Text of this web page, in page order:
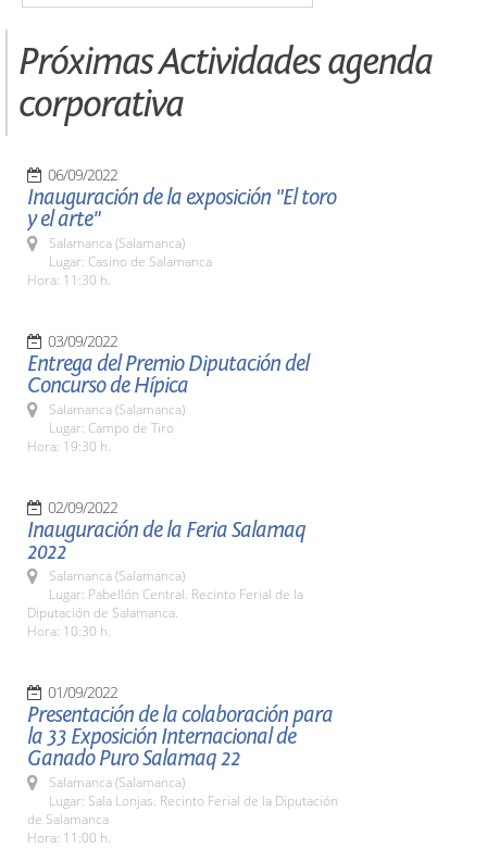
Próximas Actividades agenda
corporativa
06/09/2022
Inauguración de la exposición "El toro
y el arte"
Salamanca (Salamanca)
Lugar: Casino de Salamanca
Hora: 11:30 h.
03/09/2022
Entrega del Premio Diputación del
Concurso de Hípica
Salamanca (Salamanca)
Lugar: Campo de Tiro
Hora: 19:30 h.
02/09/2022
Inauguración de la Feria Salamaq
2022
Salamanca (Salamanca)
Lugar: Pabellón Central. Recinto Ferial de la
Diputación de Salamanca.
Hora: 10:30 h.
01/09/2022
Presentación de la colaboración para
la 33 Exposición Internacional de
Ganado Puro Salamaq 22
Salamanca (Salamanca)
Lugar: Sala Lonjas. Recinto Ferial de la Diputación
de Salamanca
Hora: 11:00 h.